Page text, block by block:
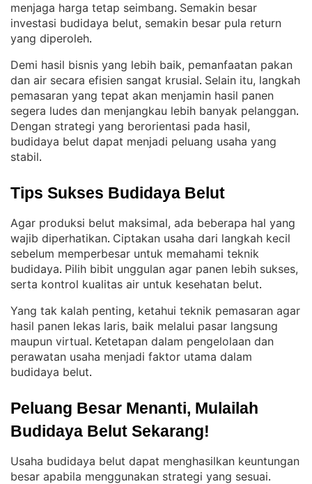
menjaga harga tetap seimbang. Semakin besar
investasi budidaya belut, semakin besar pula return
yang diperoleh.
Demi hasil bisnis yang lebih baik, pemanfaatan pakan
dan air secara efisien sangat krusial. Selain itu, langkah
pemasaran yang tepat akan menjamin hasil panen
segera ludes dan menjangkau lebih banyak pelanggan
Dengan strategi yang berorientasi pada hasil,
budidaya belut dapat menjadi peluang usaha yang
stabil.
Tips Sukses Budidaya Belut
Agar produksi belut maksimal, ada beberapa hal yang
wajib diperhatikan. Ciptakan usaha dari langkah kecil
sebelum memperbesar untuk memahami teknik
budidaya. Pilih bibit unggulan agar panen lebih sukses,
serta kontrol kualitas air untuk kesehatan belut.
Yang tak kalah penting, ketahui teknik pemasaran agar
hasil panen lekas laris, baik melalui pasar langsung
maupun virtual. Ketetapan dalam pengelolaan dan
perawatan usaha menjadi faktor utama dalam
budidaya belut.
Peluang Besar Menanti, Mulailah
Budidaya Belut Sekarang!
Usaha budidaya belut dapat menghasilkan keuntungan
besar apabila menggunakan strategi yang sesuai